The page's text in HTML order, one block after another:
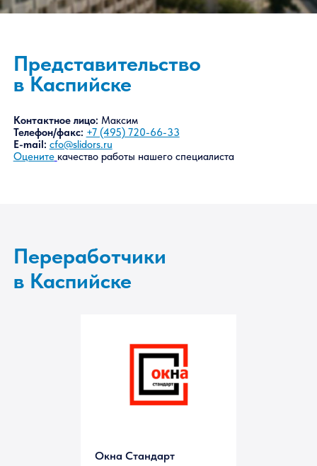
Представительство
в Каспийске
Контактное лицо:Максим
Телефон/факс:+7 (495) 720-66-33
Переработчики
Окна Стандарт